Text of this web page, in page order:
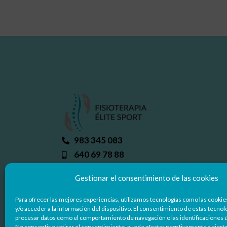
Gestionar el consentimiento de las cookies
Para ofrecer las mejores experiencias, utilizamos tecnologías como las
y/o acceder a la información del dispositivo. El consentimiento de estas
procesar datos como el comportamiento de navegación o las identificaciones
983 345 083
640 69 78 88
C/ Miguel Delibes 50, 47008 - Valladolid